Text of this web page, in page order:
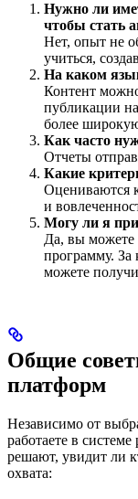
Нужно ли
чтобы стать
Нет, опыт не
учиться,
На каком
Контент
публикации
более
Как часто
Отчеты
Какие
Оцениваются
и
Могу ли я
Да, вы можете
программу. За
можете
Общие
платформ
Независимо от
работаете в
решают, увидит ли
охвата: